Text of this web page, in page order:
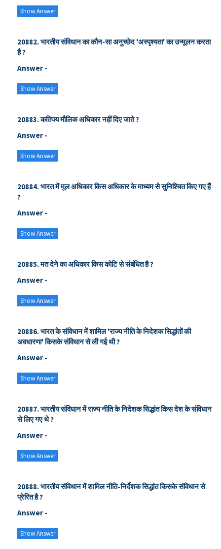
Show Answer
20882. भारतीय संविधान का कौन-सा अनुच्छेद 'अस्पृश्यता' का उन्मूलन करता
है ?
Answer -
Show Answer
20883. कतिपय मौलिक अधिकार नहीं दिए जाते ?
Answer -
Show Answer
20884. भारत में मूल अधिकार किस अधिकार के माध्यम से सुनिश्चित किए गए हैं
?
Answer -
Show Answer
20885. मत देने का अधिकार किस कोटि से संबंधित है ?
Answer -
Show Answer
20886. भारत के संविधान में शामिल 'राज्य नीति के निदेशक सिद्धांतों की
अवधारणा' किसके संविधान से ली गई थी ?
Answer -
Show Answer
20887. भारतीय संविधान में राज्य नीति के निदेशक सिद्धांत किस देश के संविधान
से लिए गए थे ?
Answer -
Show Answer
20888. भारतीय संविधान में शामिल नीति-निर्देशक सिद्धांत किसके संविधान से
प्रेरित है ?
Answer -
Show Answer